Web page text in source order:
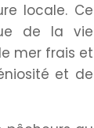
locale. Ce
de la vie
mer frais et
et de